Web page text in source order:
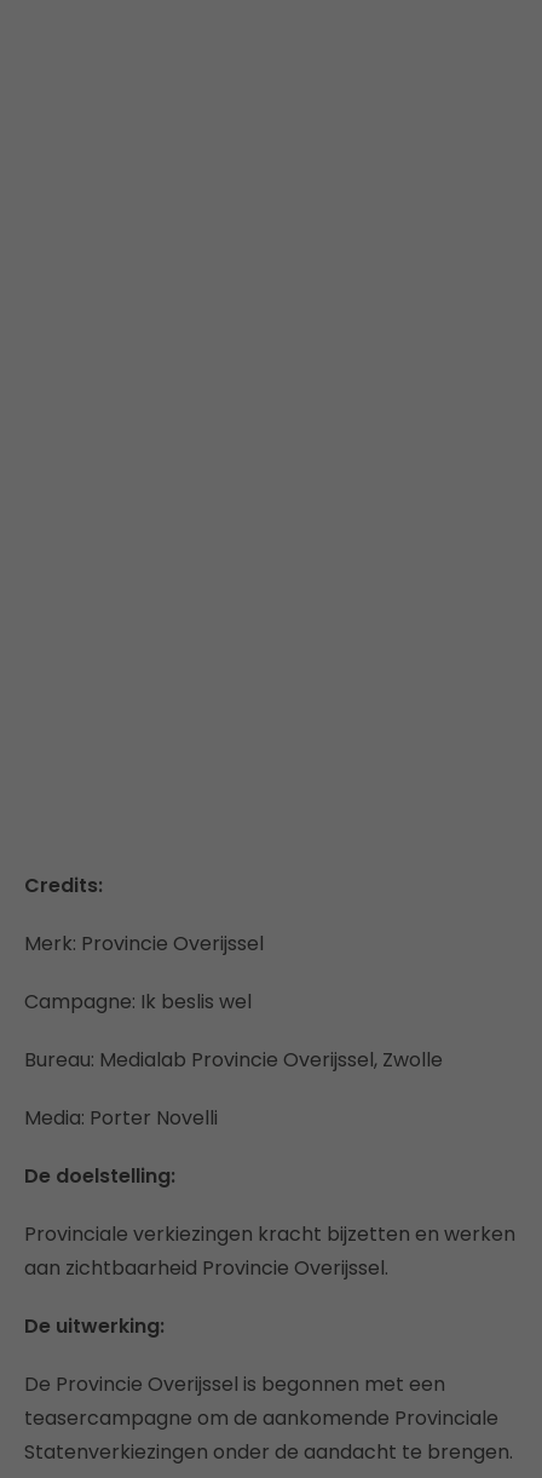
Credits:
Merk: Provincie Overijssel
Campagne: Ik beslis wel
Bureau: Medialab Provincie Overijssel, Zwolle
Media: Porter Novelli
De doelstelling:
Provinciale verkiezingen kracht bijzetten en werken
aan zichtbaarheid Provincie Overijssel.
De uitwerking:
De Provincie Overijssel is begonnen met een
teasercampagne om de aankomende Provinciale
Statenverkiezingen onder de aandacht te brengen.